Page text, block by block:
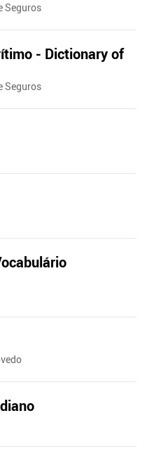
Seguros
- Dictionary of
Seguros